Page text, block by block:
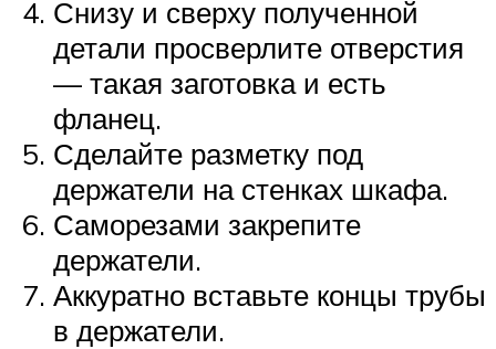
Снизу и сверху полученной
детали просверлите отверстия
— такая заготовка и есть
фланец.
Сделайте разметку под
держатели на стенках шкафа.
Саморезами закрепите
держатели.
Аккуратно вставьте концы трубы
в держатели.